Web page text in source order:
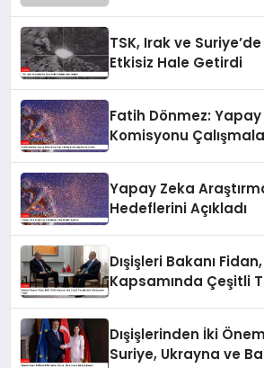
TSK, Irak ve
Etkisiz Hale Getirdi
Fatih Dönmez:
Komisyonu
Yapay Zeka
Hedeflerini Açıkladı
Dışişleri Bakanı
Kapsamında Çeşitli
Dışişlerinden İki
Suriye, Ukrayna ve